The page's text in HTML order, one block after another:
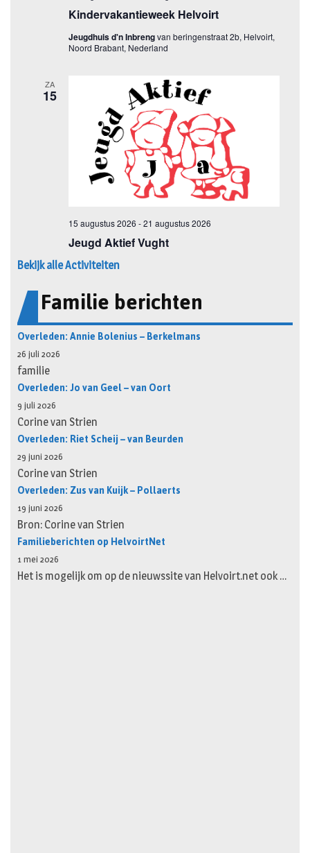
Bekijk alle Activiteiten
Familie berichten
Overleden: Annie Bolenius – Berkelmans
26 juli 2026
familie
Overleden: Jo van Geel – van Oort
9 juli 2026
Corine van Strien
Overleden: Riet Scheij – van Beurden
29 juni 2026
Corine van Strien
Overleden: Zus van Kuijk – Pollaerts
19 juni 2026
Bron: Corine van Strien
Familieberichten op HelvoirtNet
1 mei 2026
Het is mogelijk om op de nieuwssite van Helvoirt.net ook …